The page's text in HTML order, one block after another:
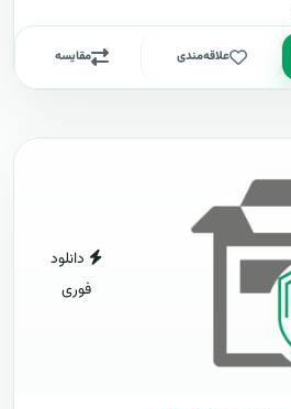
علاقه‌مندی مقایسه
دانلود
فوری